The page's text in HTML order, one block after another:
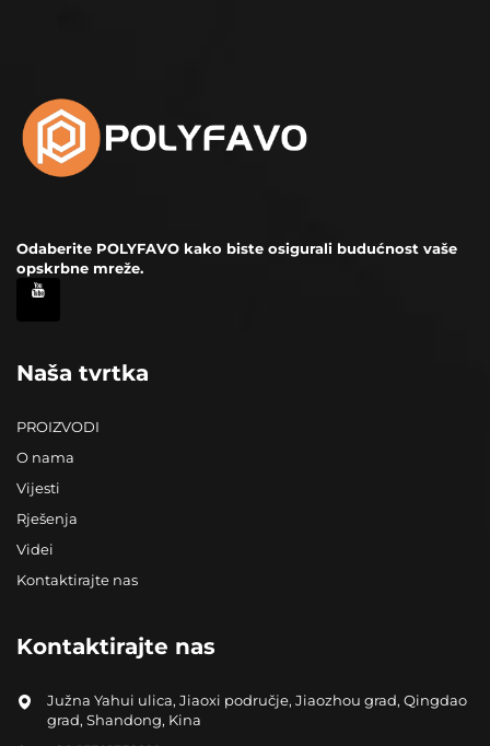
Odaberite POLYFAVO kako biste osigurali budućnost vaše
opskrbne mreže.
Naša tvrtka
PROIZVODI
O nama
Vijesti
Rješenja
Videi
Kontaktirajte nas
Kontaktirajte nas
Južna Yahui ulica, Jiaoxi područje, Jiaozhou grad, Qingdao
grad, Shandong, Kina